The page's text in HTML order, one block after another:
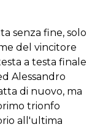
senza fine, solo
del vincitore
a testa finale
Alessandro
di nuovo, ma
trionfo
all'ultima